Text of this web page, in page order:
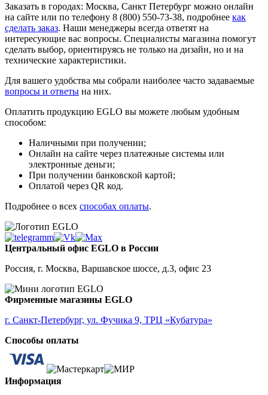
Заказать в городах: Москва, Санкт Петербург можно онлайн
на сайте или по телефону 8 (800) 550-73-38, подробнее как
сделать заказ. Наши менеджеры всегда ответят на
интересующие вас вопросы. Специалисты магазина помогут
сделать выбор, ориентируясь не только на дизайн, но и на
технические характеристики.
Для вашего удобства мы собрали наиболее часто задаваемые
вопросы и ответы на них.
Оплатить продукцию EGLO вы можете любым удобным
способом:
Наличными при получении;
Онлайн на сайте через платежные системы или
электронные деньги;
При получении банковской картой;
Оплатой через QR код.
Подробнее о всех способах оплаты.
Центральный офис EGLO в России
Россия, г. Москва, Варшавское шоссе, д.3, офис 23
Фирменные магазины EGLO
г. Санкт-Петербург, ул. Фучика 9, ТРЦ «Кубатура»
Способы оплаты
Информация